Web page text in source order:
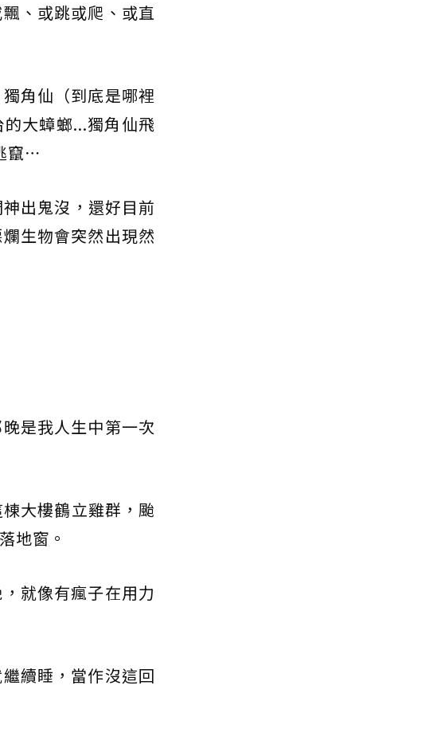
、或跳或爬、或直
角仙（到底是哪裡
大蟑螂...獨角仙飛
竄⋯
出鬼沒，還好目前
生物會突然出現然
是我人生中第一次
大樓鶴立雞群，颱
地窗。
就像有瘋子在用力
續睡，當作沒這回